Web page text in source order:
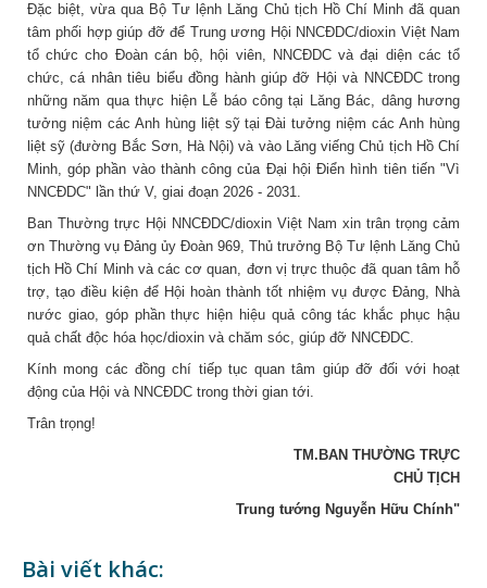
Đặc biệt, vừa qua Bộ Tư lệnh Lăng Chủ tịch Hồ Chí Minh đã quan
tâm phối hợp giúp đỡ để Trung ương Hội NNCĐDC/dioxin Việt Nam
tổ chức cho Đoàn cán bộ, hội viên, NNCĐDC và đại diện các tổ
chức, cá nhân tiêu biểu đồng hành giúp đỡ Hội và NNCĐDC trong
những năm qua thực hiện Lễ báo công tại Lăng Bác, dâng hương
tưởng niệm các Anh hùng liệt sỹ tại Đài tưởng niệm các Anh hùng
liệt sỹ (đường Bắc Sơn, Hà Nội) và vào Lăng viếng Chủ tịch Hồ Chí
Minh, góp phần vào thành công của Đại hội Điển hình tiên tiến "Vì
NNCĐDC" lần thứ V, giai đoạn 2026 - 2031.
Ban Thường trực Hội NNCĐDC/dioxin Việt Nam xin trân trọng cảm
ơn Thường vụ Đảng ủy Đoàn 969, Thủ trưởng Bộ Tư lệnh Lăng Chủ
tịch Hồ Chí Minh và các cơ quan, đơn vị trực thuộc đã quan tâm hỗ
trợ, tạo điều kiện để Hội hoàn thành tốt nhiệm vụ được Đảng, Nhà
nước giao, góp phần thực hiện hiệu quả công tác khắc phục hậu
quả chất độc hóa học/dioxin và chăm sóc, giúp đỡ NNCĐDC.
Kính mong các đồng chí tiếp tục quan tâm giúp đỡ đối với hoạt
động của Hội và NNCĐDC trong thời gian tới.
Trân trọng!
TM.BAN THƯỜNG TRỰC
CHỦ TỊCH
Trung tướng Nguyễn Hữu Chính"
Bài viết khác: